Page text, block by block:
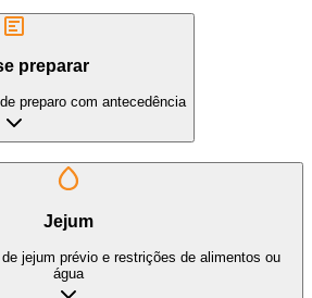
preparar
preparo com antecedência
Jejum
jejum prévio e restrições de alimentos ou
água